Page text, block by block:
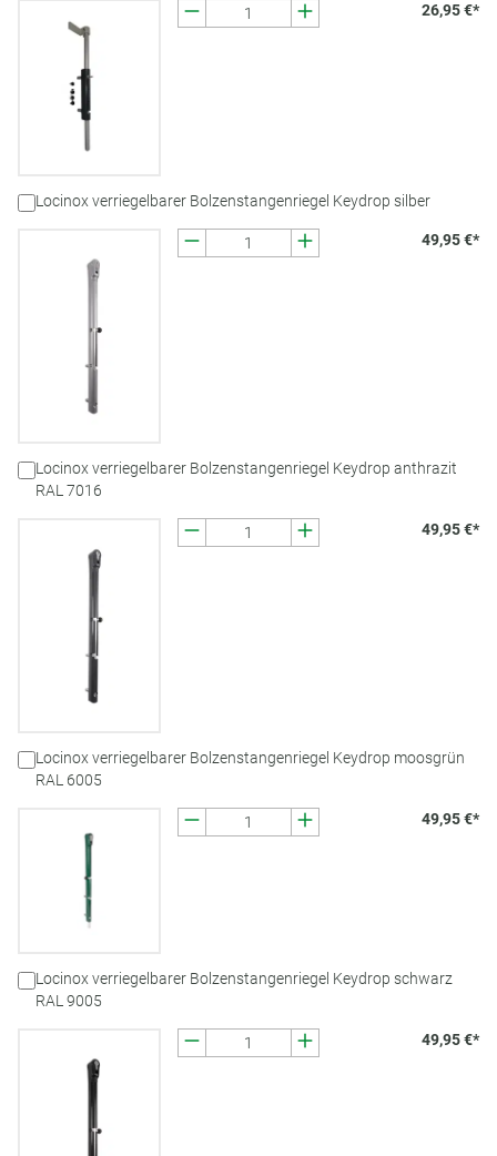
26,95 €*
Locinox verriegelbarer Bolzenstangenriegel Keydrop silber
49,95 €*
Locinox verriegelbarer Bolzenstangenriegel Keydrop anthrazit
RAL 7016
49,95 €*
Locinox verriegelbarer Bolzenstangenriegel Keydrop moosgrün
RAL 6005
49,95 €*
Locinox verriegelbarer Bolzenstangenriegel Keydrop schwarz
RAL 9005
49,95 €*